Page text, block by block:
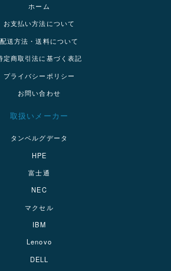
ホーム
お支払い方法について
配送方法・送料について
定商取引法に基づく表記
プライバシーポリシー
お問い合わせ
取扱いメーカー
タンベルグデータ
HPE
富士通
NEC
マクセル
IBM
Lenovo
DELL